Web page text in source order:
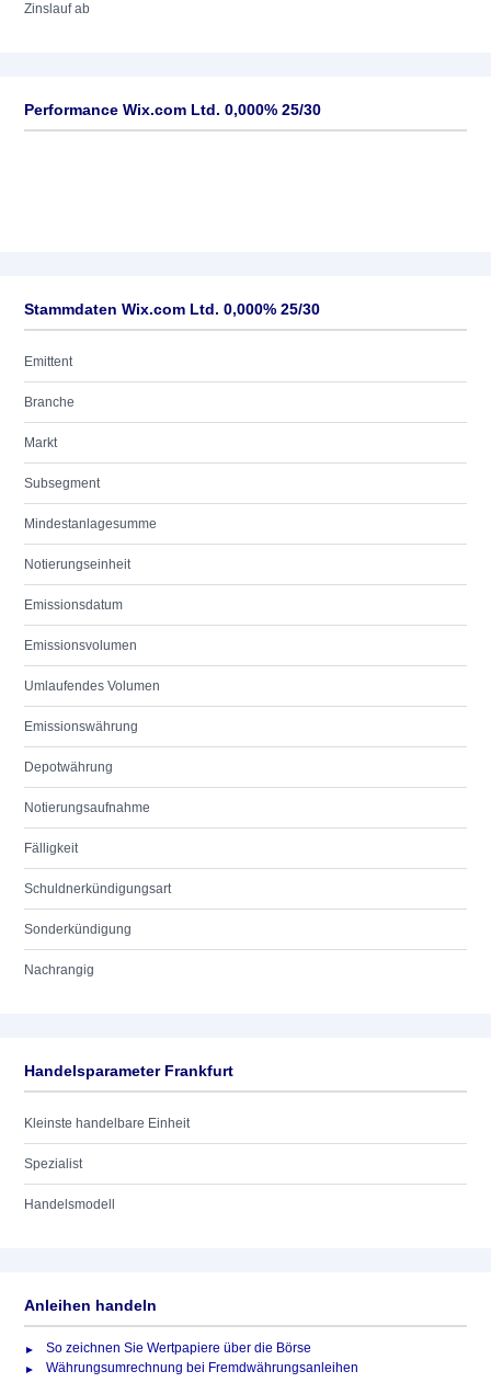
Zinslauf ab
Performance Wix.com Ltd. 0,000% 25/30
Stammdaten Wix.com Ltd. 0,000% 25/30
Emittent
Branche
Markt
Subsegment
Mindestanlagesumme
Notierungseinheit
Emissionsdatum
Emissionsvolumen
Umlaufendes Volumen
Emissionswährung
Depotwährung
Notierungsaufnahme
Fälligkeit
Schuldnerkündigungsart
Sonderkündigung
Nachrangig
Handelsparameter Frankfurt
Kleinste handelbare Einheit
Spezialist
Handelsmodell
Anleihen handeln
So zeichnen Sie Wertpapiere über die Börse
Währungsumrechnung bei Fremdwährungsanleihen